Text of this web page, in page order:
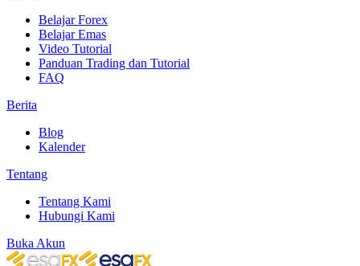
Belajar Forex
Belajar Emas
Video Tutorial
Panduan Trading dan Tutorial
FAQ
Berita
Blog
Kalender
Tentang
Tentang Kami
Hubungi Kami
Buka Akun